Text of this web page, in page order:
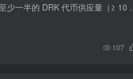
题目信息 挑战名称: Proof of Work 作者: 3doc
107